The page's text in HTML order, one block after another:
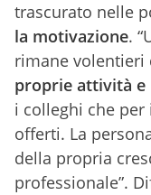
trascurato nelle
la motivazione.
rimane volentieri
proprie attività
i colleghi che
offerti. La
della propria
professionale”.